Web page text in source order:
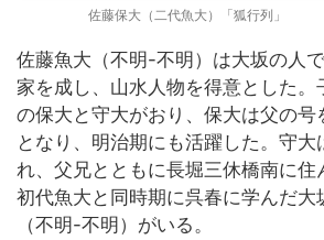
佐藤保大（二代魚大）「狐行列」
佐藤魚大（不明-不明）は大坂の人
家を成し、山水人物を得意とした。
の保大と守大がおり、保大は父の号
となり、明治期にも活躍した。守大
れ、父兄とともに長堀三休橋南に住
初代魚大と同時期に呉春に学んだ大
（不明-不明）がいる。